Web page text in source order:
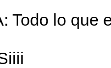
Todo lo que